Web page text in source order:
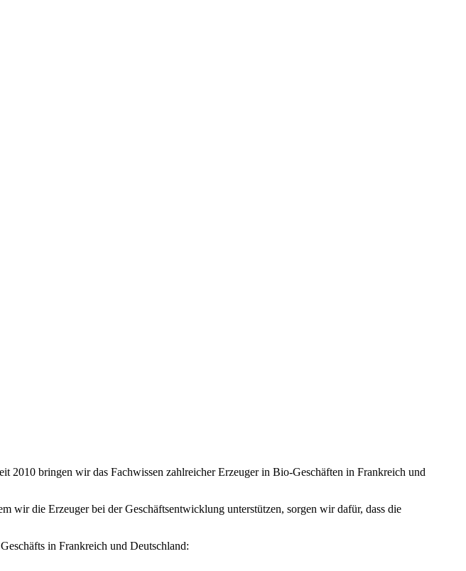
2010 bringen wir das Fachwissen zahlreicher Erzeuger in Bio-Geschäften in Frankreich und
wir die Erzeuger bei der Geschäftsentwicklung unterstützen, sorgen wir dafür, dass die
in Frankreich und Deutschland: